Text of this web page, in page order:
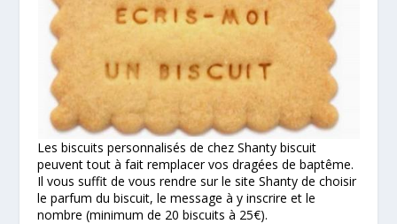
Les biscuits personnalisés de chez Shanty biscuit
peuvent tout à fait remplacer vos dragées de baptême.
Il vous suffit de vous rendre sur le site Shanty de choisir
le parfum du biscuit, le message à y inscrire et le
nombre (minimum de 20 biscuits à 25€).